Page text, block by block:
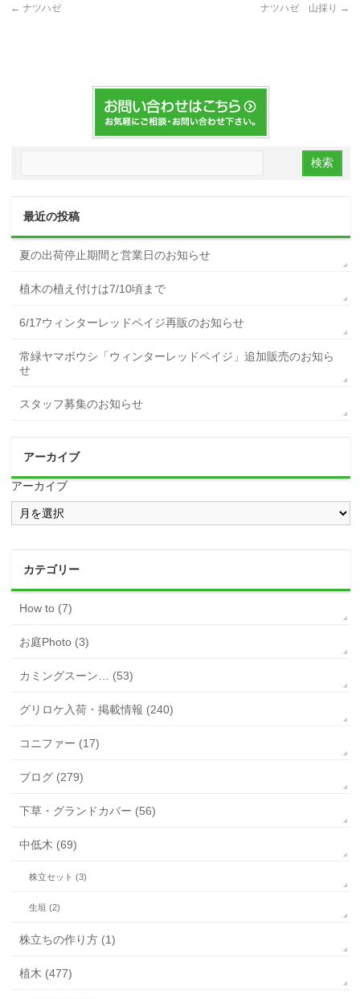
← ナツハゼ ナツハゼ 山採り →
最近の投稿
夏の出荷停止期間と営業日のお知らせ
植木の植え付けは7/10頃まで
6/17ウィンターレッドペイジ再販のお知らせ
常緑ヤマボウシ「ウィンターレッドペイジ」追加販売のお知ら
せ
スタッフ募集のお知らせ
アーカイブ
アーカイブ
カテゴリー
How to (7)
お庭Photo (3)
カミングスーン… (53)
グリロケ入荷・掲載情報 (240)
コニファー (17)
ブログ (279)
下草・グランドカバー (56)
中低木 (69)
株立セット (3)
生垣 (2)
株立ちの作り方 (1)
植木 (477)